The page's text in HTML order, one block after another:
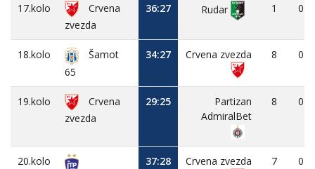
17.kolo
Crvena
zvezda
36:27 Rudar 1 0
18.kolo
Šamot
65
34:27 Crvena zvezda 8 0
19.kolo
Crvena
zvezda
29:25
Partizan
AdmiralBet
8 0
20.kolo
37:28 Crvena zvezda 7 0